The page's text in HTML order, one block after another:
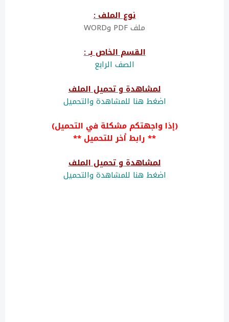
نوع الملف :
ملف PDF وWORD
القسم الخاص بـ :
الصف الرابع
لمشاهدة و تحميل الملف
اضغط هنا للمشاهدة والتحميل
(إذا واجهتكم مشكلة في التحميل)
** رابط أخر للتحميل **
لمشاهدة و تحميل الملف
اضغط هنا للمشاهدة والتحميل